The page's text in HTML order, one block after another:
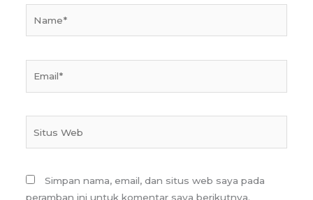
Simpan nama, email, dan situs web saya pada
peramban ini untuk komentar saya berikutnya.